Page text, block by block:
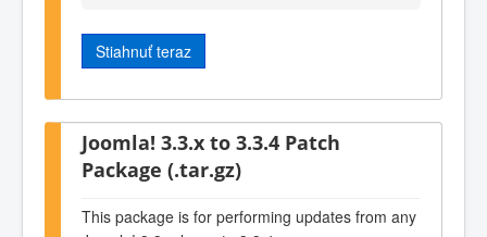
Stiahnuť teraz
Joomla! 3.3.x to 3.3.4 Patch
Package (.tar.gz)
This package is for performing updates from any